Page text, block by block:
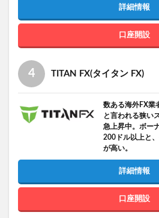
詳細情報
口座開設
TITAN FX(タイタン FX)
数ある海外FX業
と言われる狭い
急上昇中。ボー
200ドル以上と
が高い。
詳細情報
口座開設